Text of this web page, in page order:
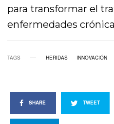
para transformar el
enfermedades
TAGS HERIDAS INNOVACIÓN
SHARE TWEET